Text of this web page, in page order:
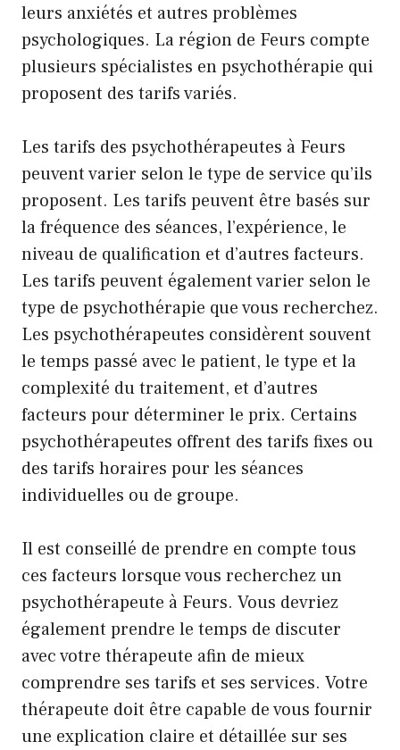
leurs anxiétés et autres problèmes
psychologiques. La région de Feurs compte
plusieurs spécialistes en psychothérapie qui
proposent des tarifs variés.
Les tarifs des psychothérapeutes à Feurs
peuvent varier selon le type de service qu’ils
proposent. Les tarifs peuvent être basés sur
la fréquence des séances, l’expérience, le
niveau de qualification et d’autres facteurs.
Les tarifs peuvent également varier selon le
type de psychothérapie que vous recherchez.
Les psychothérapeutes considèrent souvent
le temps passé avec le patient, le type et la
complexité du traitement, et d’autres
facteurs pour déterminer le prix. Certains
psychothérapeutes offrent des tarifs fixes ou
des tarifs horaires pour les séances
individuelles ou de groupe.
Il est conseillé de prendre en compte tous
ces facteurs lorsque vous recherchez un
psychothérapeute à Feurs. Vous devriez
également prendre le temps de discuter
avec votre thérapeute afin de mieux
comprendre ses tarifs et ses services. Votre
thérapeute doit être capable de vous fournir
une explication claire et détaillée sur ses